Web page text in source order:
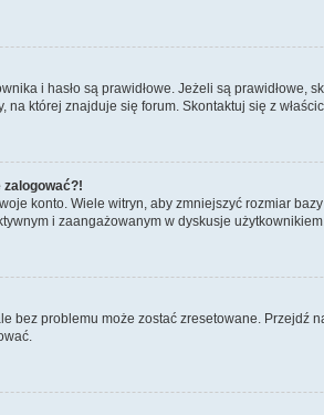
i hasło są prawidłowe. Jeżeli są prawidłowe,
której znajduje się forum. Skontaktuj się z
zalogować?!
konto. Wiele witryn, aby zmniejszyć rozmiar
i zaangażowanym w dyskusje użytkownikiem.
bez problemu może zostać zresetowane. Przejdź